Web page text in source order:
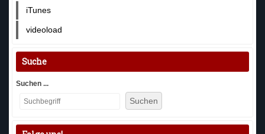
iTunes
videoload
Suche
Suchen ...
Suchen